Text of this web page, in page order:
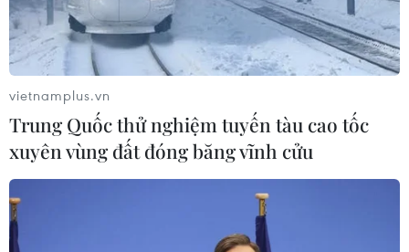
Cảnh sát siết chặt an ninh tại Port-au-Prince, Haiti ngày
vietnamplus.vn
Trung Quốc thử nghiệm tuyến tàu cao tốc
xuyên vùng đất đóng băng vĩnh cửu